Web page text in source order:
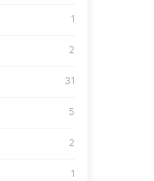
1
2
31
5
2
1